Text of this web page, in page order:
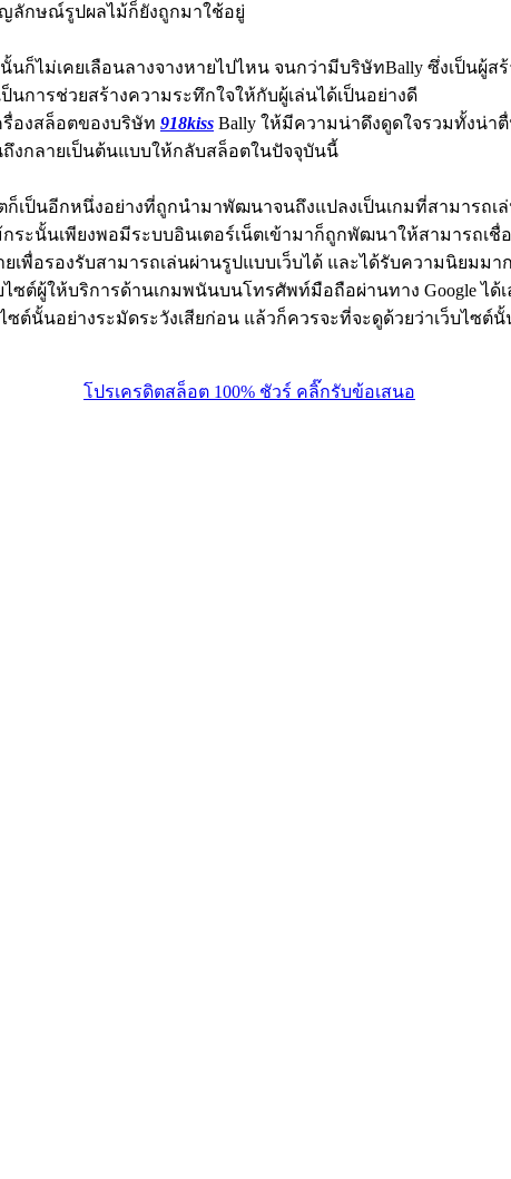
ลักษณ์รูปผลไม้ก็ยังถูกมาใช้อยู่
ไม่เคยเลือนลางจางหายไปไหน จนกว่ามีบริษัทBally ซึ่งเป็นผู้ส
นการช่วยสร้างความระทึกใจให้กับผู้เล่นได้เป็นอย่างดี
รื่องสล็อตของบริษัท 918kiss Bally ให้มีความน่าดึงดูดใจรวมทั้งน่า
งกลายเป็นต้นแบบให้กลับสล็อตในปัจจุบันนี้
เป็นอีกหนึ่งอย่างที่ถูกนำมาพัฒนาจนถึงแปลงเป็นเกมที่สามารถ
ระนั้นเพียงพอมีระบบอินเตอร์เน็ตเข้ามาก็ถูกพัฒนาให้สามารถเ
พื่อรองรับสามารถเล่นผ่านรูปแบบเว็บได้ และได้รับความนิยมมา
ต์ผู้ให้บริการด้านเกมพนันบนโทรศัพท์มือถือผ่านทาง Google ไ
นั้นอย่างระมัดระวังเสียก่อน แล้วก็ควรจะที่จะดูด้วยว่าเว็บไซต์
โปรเครดิตสล็อต 100% ชัวร์ คลิ๊กรับข้อเสนอ